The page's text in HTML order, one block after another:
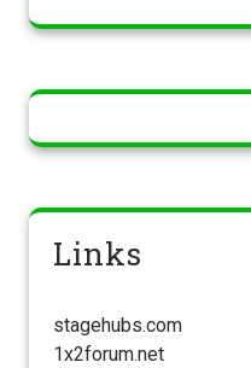
Links
stagehubs.com
1x2forum.net